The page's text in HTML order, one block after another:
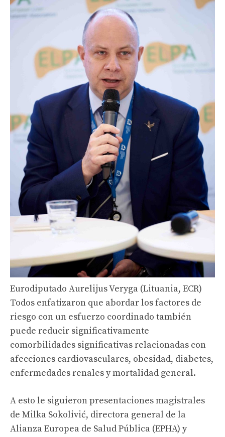
Eurodiputado Aurelijus Veryga (Lituania, ECR)
Todos enfatizaron que abordar los factores de
riesgo con un esfuerzo coordinado también
puede reducir significativamente
comorbilidades significativas relacionadas con
afecciones cardiovasculares, obesidad, diabetes,
enfermedades renales y mortalidad general.
A esto le siguieron presentaciones magistrales
de Milka Sokolivić, directora general de la
Alianza Europea de Salud Pública (EPHA) y